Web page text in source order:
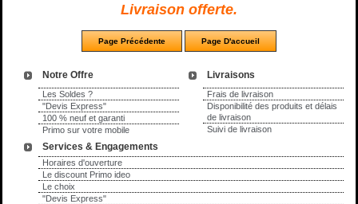
Notre Offre
Les Soldes ?
"Devis Express"
100 % neuf et garanti
Primo sur votre mobile
Livraisons
Frais de livraison
Disponibilité des produits et délais
de livraison
Suivi de livraison
Services & Engagements
Horaires d'ouverture
Le discount Primo ideo
Le choix
"Devis Express"
Livraison offerte.